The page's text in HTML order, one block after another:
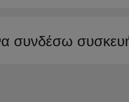
συνδέσω